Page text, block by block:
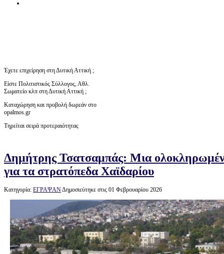
Έχετε επιχείρηση στη Δυτική Αττική ;
Είστε Πολιτιστικός Σύλλογος, Αθλ.
Σωματείο κλπ στη Δυτική Αττική ;
Καταχώρηση και προβολή δωρεάν στο
opalmos.gr
Τηρείται σειρά προτεραιότητας
Δημήτρης Τσατσαμπάς: Μια
για τα στρατόπεδα Χαϊδαρίου
Κατηγορία: ΕΓΡΑΨΑΝΔημοσιεύτηκε στις 01 Φεβρουαρίου 2026